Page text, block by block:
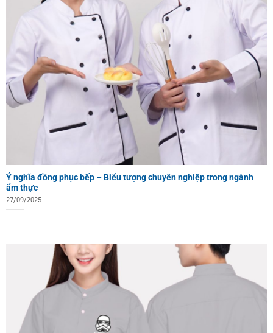
Ý nghĩa đồng phục bếp – Biểu tượng chuyên nghiệp trong ngành
ẩm thực
27/09/2025